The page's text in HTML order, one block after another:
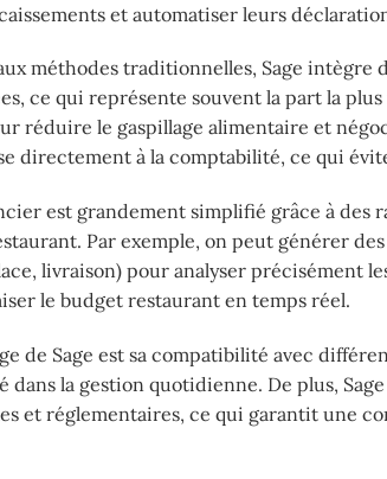
et automatiser leurs
méthodes traditionnelles, Sage intègre
ce qui représente souvent la part la
réduire le gaspillage alimentaire et
directement à la comptabilité, ce qui
est grandement simplifié grâce à
Par exemple, on peut générer
livraison) pour analyser précisément
le budget restaurant en temps réel.
de Sage est sa compatibilité avec
dans la gestion quotidienne. De plus,
et réglementaires, ce qui garantit une